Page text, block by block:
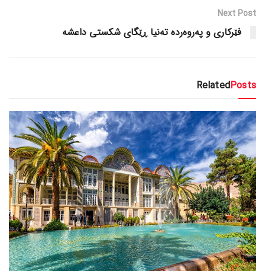
Next Post
فێرکاری و په‌روه‌رده‌ ته‌نیا ڕێگای شکستی داعشه‌
RelatedPosts